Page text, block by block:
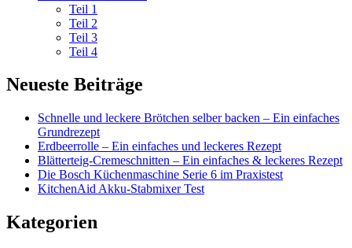
Teil 1
Teil 2
Teil 3
Teil 4
Neueste Beiträge
Schnelle und leckere Brötchen selber backen – Ein einfaches
Grundrezept
Erdbeerrolle – Ein einfaches und leckeres Rezept
Blätterteig-Cremeschnitten – Ein einfaches & leckeres Rezept
Die Bosch Küchenmaschine Serie 6 im Praxistest
KitchenAid Akku-Stabmixer Test
Kategorien